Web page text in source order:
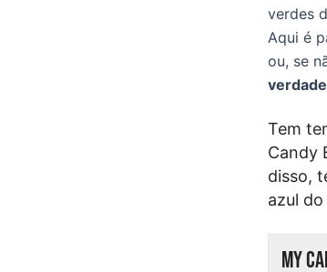
verdes
Aqui é
ou, se
Tem
Candy
disso,
azul
My